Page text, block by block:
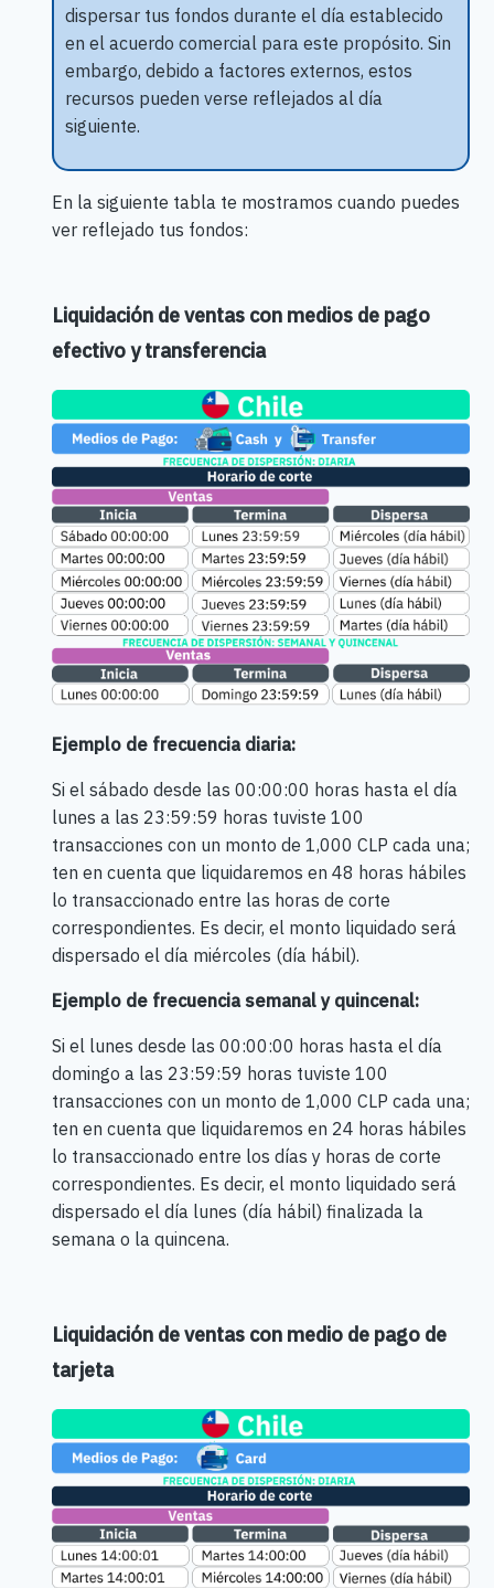
dispersar tus fondos durante el día establecido
en el acuerdo comercial para este propósito. Sin
embargo, debido a factores externos, estos
recursos pueden verse reflejados al día
siguiente.
En la siguiente tabla te mostramos cuando puedes
ver reflejado tus fondos:
Liquidación de ventas con medios de pago
efectivo y transferencia
Ejemplo de frecuencia diaria:
Si el sábado desde las 00:00:00 horas hasta el día
lunes a las 23:59:59 horas tuviste 100
transacciones con un monto de 1,000 CLP cada una;
ten en cuenta que liquidaremos en 48 horas hábiles
lo transaccionado entre las horas de corte
correspondientes. Es decir, el monto liquidado será
dispersado el día miércoles (día hábil).
Ejemplo de frecuencia semanal y quincenal:
Si el lunes desde las 00:00:00 horas hasta el día
domingo a las 23:59:59 horas tuviste 100
transacciones con un monto de 1,000 CLP cada una;
ten en cuenta que liquidaremos en 24 horas hábiles
lo transaccionado entre los días y horas de corte
correspondientes. Es decir, el monto liquidado será
dispersado el día lunes (día hábil) finalizada la
semana o la quincena.
Liquidación de ventas con medio de pago de
tarjeta